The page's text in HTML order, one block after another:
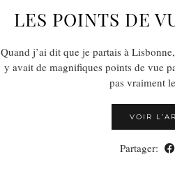
LES POINTS DE
Quand j’ai dit que je partais à
y avait de magnifiques points de vue
pas vraiment
VOIR
Partager: